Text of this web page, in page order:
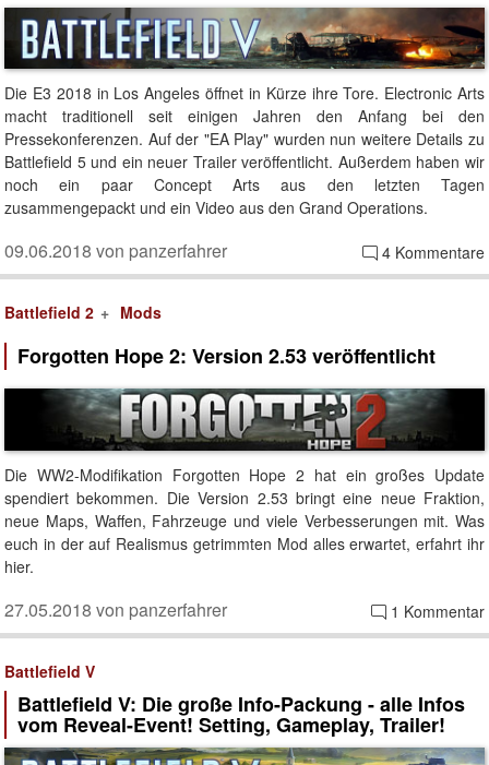
Die E3 2018 in Los Angeles öffnet in Kürze ihre Tore. Electronic Arts
macht traditionell seit einigen Jahren den Anfang bei den
Pressekonferenzen. Auf der "EA Play" wurden nun weitere Details zu
Battlefield 5 und ein neuer Trailer veröffentlicht. Außerdem haben wir
noch ein paar Concept Arts aus den letzten Tagen
zusammengepackt und ein Video aus den Grand Operations.
4 Kommentare
09.06.2018 von panzerfahrer
Battlefield 2 Mods
Forgotten Hope 2: Version 2.53 veröffentlicht
Die WW2-Modifikation Forgotten Hope 2 hat ein großes Update
spendiert bekommen. Die Version 2.53 bringt eine neue Fraktion,
neue Maps, Waffen, Fahrzeuge und viele Verbesserungen mit. Was
euch in der auf Realismus getrimmten Mod alles erwartet, erfahrt ihr
hier.
1 Kommentar
27.05.2018 von panzerfahrer
Battlefield V
Battlefield V: Die große Info-Packung - alle Infos
vom Reveal-Event! Setting, Gameplay, Trailer!